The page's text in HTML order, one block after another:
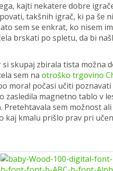
kajti nekatere dobre
takšnih igrač, ki pa še
sem se enkrat, ko nisem
brskati po spletu, da bi
skupaj zbirala tista možna
sem na otroško trgovino
moral počasi učiti poznavati
zasledila magnetno tablo v
Pretehtavala sem možnost
kaj kmalu prišlo prav pri